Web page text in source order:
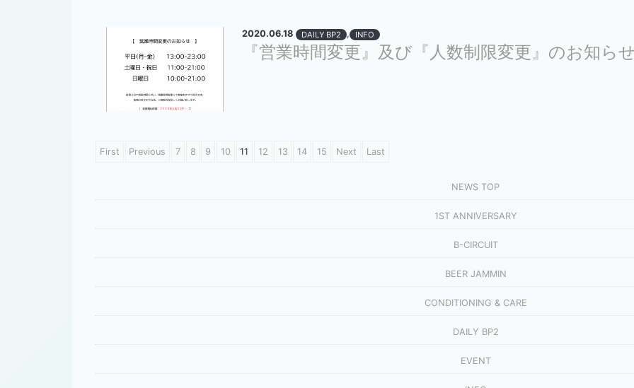
2020.06.18 DAILY BP2 , INFO
『営業時間変更』及び『人数制限変更』のお知ら
First Previous 7 8 9 10 11 12 13 14 15 Next Last
NEWS TOP
1ST ANNIVERSARY
B-CIRCUIT
BEER JAMMIN
CONDITIONING & CARE
DAILY BP2
EVENT